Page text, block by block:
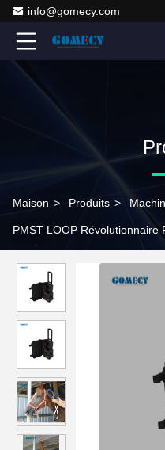
info@gomecy.com
Maison > Produits >
PMST LOOP Révolutionnaire